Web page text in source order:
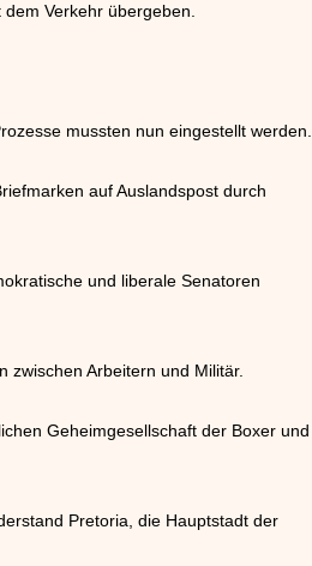
Verkehr übergeben.
mussten nun eingestellt werden.
auf Auslandspost durch
und liberale Senatoren
zwischen Arbeitern und Militär.
Geheimgesellschaft der Boxer und
Pretoria, die Hauptstadt der